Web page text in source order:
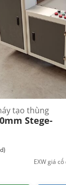
tạo thùng
Stege-
EXW giá